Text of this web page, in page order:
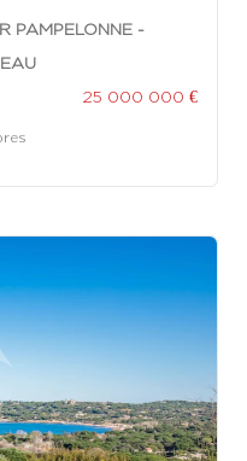
PAMPELONNE -
25 000 000 €